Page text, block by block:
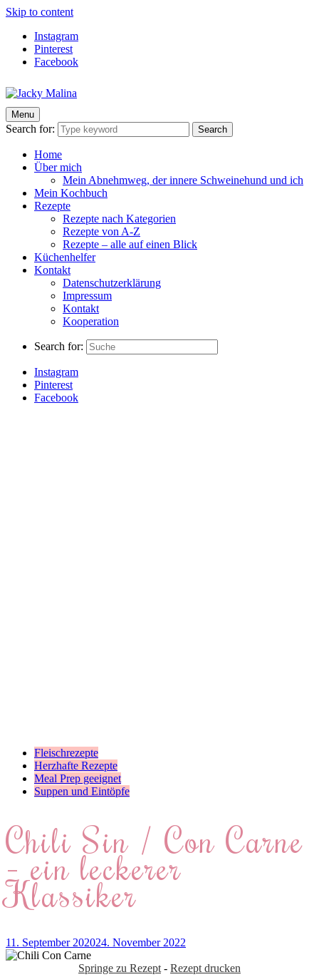
Skip to content
Instagram
Pinterest
Facebook
Jacky Malina
Der Food Blog mit einfachen und schnellen Rezepten
Menu
Search for: Search
Home
Über mich
Mein Abnehmweg, der innere Schweinehund und ich
Mein Kochbuch
Rezepte
Rezepte nach Kategorien
Rezepte von A-Z
Rezepte – alle auf einen Blick
Küchenhelfer
Kontakt
Datenschutzerklärung
Impressum
Kontakt
Kooperation
Search for:
Instagram
Pinterest
Facebook
Fleischrezepte
Herzhafte Rezepte
Meal Prep geeignet
Suppen und Eintöpfe
Chili Sin / Con Carne
– ein leckerer
Klassiker
11. September 202024. November 2022
Springe zu Rezept - Rezept drucken